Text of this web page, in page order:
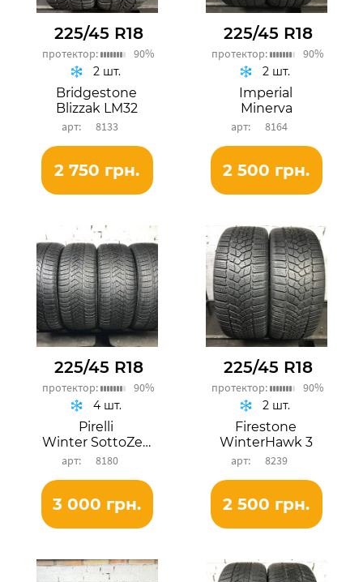
225/45 R18
протектор: 90%
Bridgestone
Blizzak LM32
8133
2 шт.
2 750 грн.
225/45 R18
протектор: 90%
Imperial
Minerva
8164
2 шт.
2 500 грн.
225/45 R18
протектор: 90%
Pirelli
Winter SottoZero 3
8180
4 шт.
3 000 грн.
225/45 R18
протектор: 90%
Firestone
WinterHawk 3
8239
2 шт.
2 500 грн.